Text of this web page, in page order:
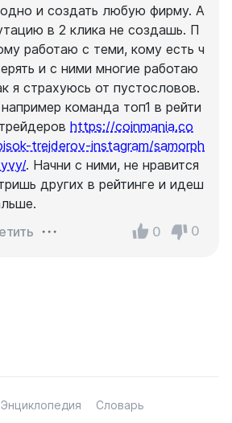
и создать любую фирму. А
в 2 клика не создашь. П
работаю с теми, кому есть ч
и с ними многие работаю
я страхуюсь от пустословов.
команда топ1 в рейти
https://coinmania.co
trejderov-instagram/samorph
. Начни с ними, не нравится
других в рейтинге и идеш
0 0
Энциклопедия
Словарь